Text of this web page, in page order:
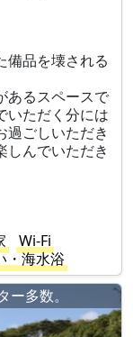
備品を壊される
あるスペースで
いただく分には
過ごしいただき
しんでいただき
Wi-Fi
・海水浴
多数。